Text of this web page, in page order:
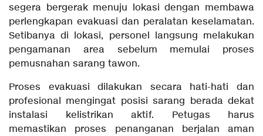
segera bergerak menuju lokasi dengan membawa
perlengkapan evakuasi dan peralatan keselamatan.
Setibanya di lokasi, personel langsung melakukan
pengamanan area sebelum memulai proses
pemusnahan sarang tawon.
Proses evakuasi dilakukan secara hati-hati dan
profesional mengingat posisi sarang berada dekat
instalasi kelistrikan aktif. Petugas harus
memastikan proses penanganan berjalan aman